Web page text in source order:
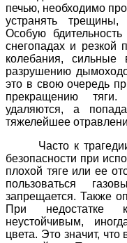
печью, необходимо
устранять
Особую
снегопадах и резкой
колебания,
разрушению
это в свою очередь
прекращению
удаляются, а
тяжелейшее
Часто к
безопасности при
плохой тяге или ее
пользоваться
запрещается. Также
При недостатке
неустойчивым,
цвета. Это значит, что